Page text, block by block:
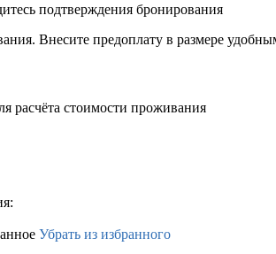
подтверждения бронирования
Внесите предоплату в размере
расчёта стоимости проживания
Убрать из избранного